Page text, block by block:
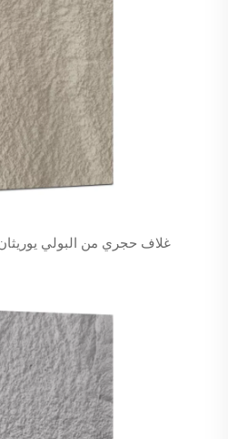
غلاف حجري من البولي يوريثان